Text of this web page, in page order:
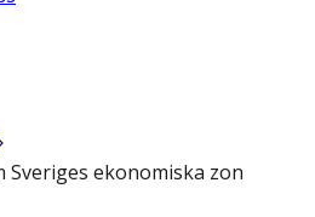
Sveriges ekonomiska zon